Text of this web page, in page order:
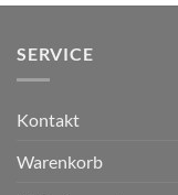
SERVICE
Kontakt
Warenkorb